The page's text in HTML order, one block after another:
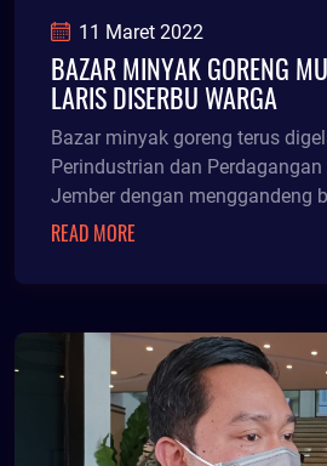
11 Maret 2022
BAZAR MINYAK GORENG
LARIS DISERBU WARGA
Bazar minyak goreng terus
Perindustrian dan
Jember dengan menggandeng
READ MORE